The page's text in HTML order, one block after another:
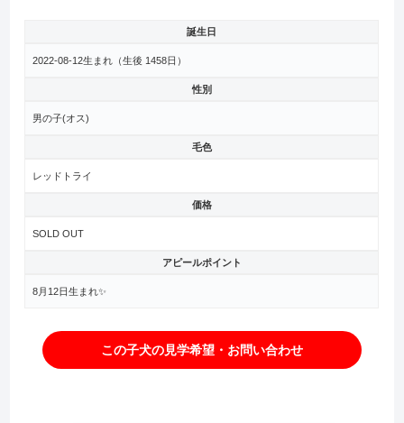
誕生日
2022-08-12生まれ（生後 1458日）
性別
男の子(オス)
毛色
レッドトライ
価格
SOLD OUT
アピールポイント
8月12日生まれ✨
この子犬の見学希望・お問い合わせ